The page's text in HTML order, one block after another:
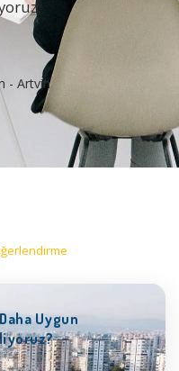
- Artvin
Uygun